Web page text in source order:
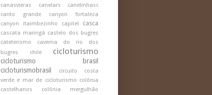
canasvieras canelars
canelinhasc
canto grande
canyon fortaleza
canyon itaimbezinho
capitel casca
cascata maringá castelo dos bugres
cateterismo
caverna do rio dos
bugres
chile cicloturismo
cicloturismo brasil
cicloturismobrasil
circuito costa
verde e mar de cicloturismo colônia
castelhanos
colônia mergulhão